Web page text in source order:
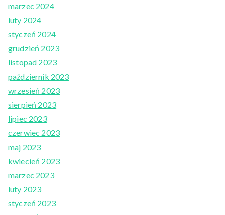
marzec 2024
luty 2024
styczeń 2024
grudzień 2023
listopad 2023
październik 2023
wrzesień 2023
sierpień 2023
lipiec 2023
czerwiec 2023
maj 2023
kwiecień 2023
marzec 2023
luty 2023
styczeń 2023